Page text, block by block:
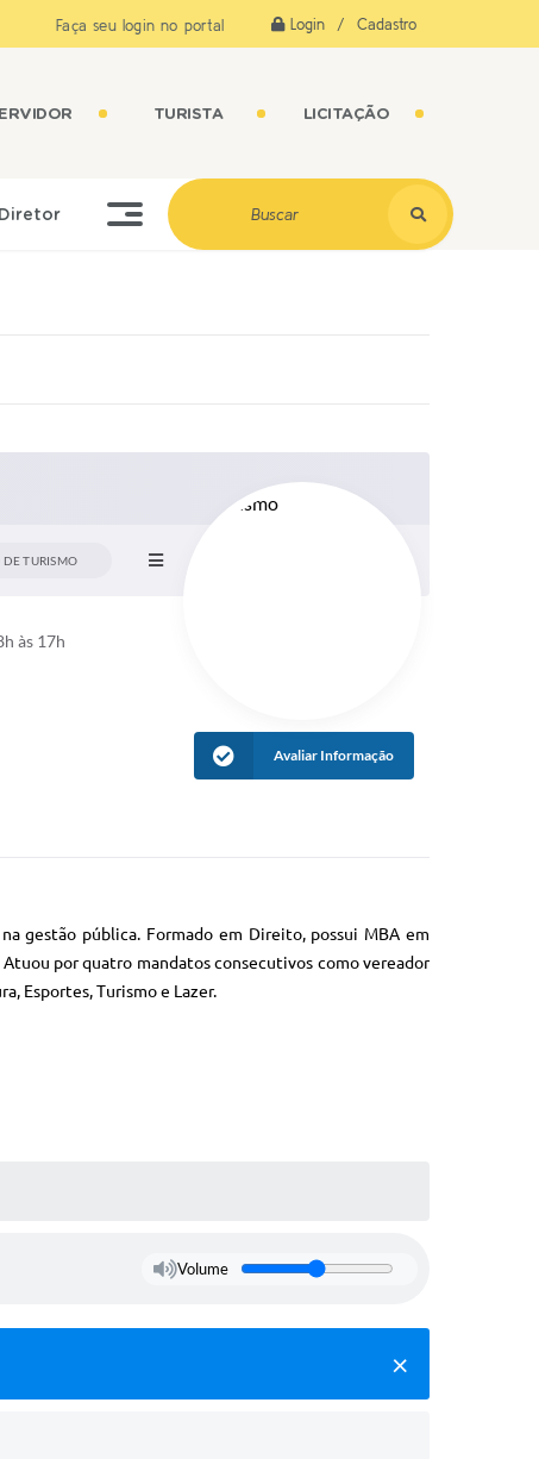
Faça seu login no portal Login / Cadastro
TURISTA LICITAÇÃO
DE TURISMO
às 17h
Avaliar Informação
gestão pública. Formado em Direito, possui MBA em
por quatro mandatos consecutivos como vereador
Esportes, Turismo e Lazer.
Volume